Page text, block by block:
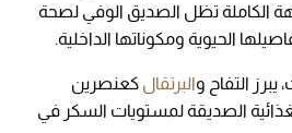
الكاملة تظل الصديق الوفي لصحة
الحيوية ومكوناتها الداخلية.
التفاح والبرتقال كعنصرين
الصديقة لمستويات السكر في